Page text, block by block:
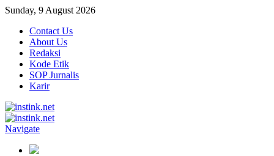
Sunday, 9 August 2026
Contact Us
About Us
Redaksi
Kode Etik
SOP Jurnalis
Karir
Navigate